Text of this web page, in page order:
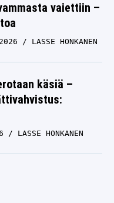
vaiettiin –
LASSE HONKANEN
käsiä –
LASSE HONKANEN